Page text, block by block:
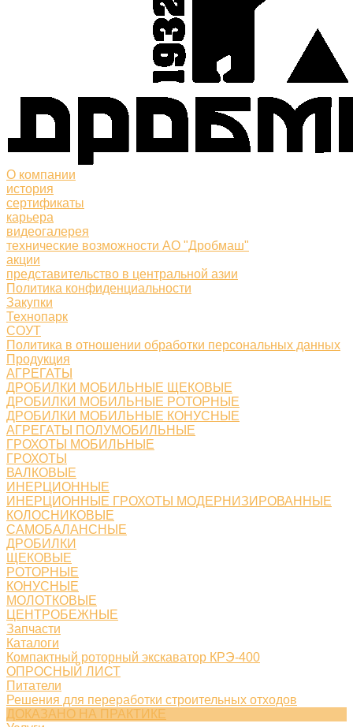
О компании
история
сертификаты
карьера
видеогалерея
технические возможности АО "Дробмаш"
акции
представительство в центральной азии
Политика конфиденциальности
Закупки
Технопарк
СОУТ
Политика в отношении обработки персональных данных
Продукция
АГРЕГАТЫ
ДРОБИЛКИ МОБИЛЬНЫЕ ЩЕКОВЫЕ
ДРОБИЛКИ МОБИЛЬНЫЕ РОТОРНЫЕ
ДРОБИЛКИ МОБИЛЬНЫЕ КОНУСНЫЕ
АГРЕГАТЫ ПОЛУМОБИЛЬНЫЕ
ГРОХОТЫ МОБИЛЬНЫЕ
ГРОХОТЫ
ВАЛКОВЫЕ
ИНЕРЦИОННЫЕ
ИНЕРЦИОННЫЕ ГРОХОТЫ МОДЕРНИЗИРОВАННЫЕ
КОЛОСНИКОВЫЕ
САМОБАЛАНСНЫЕ
ДРОБИЛКИ
ЩЕКОВЫЕ
РОТОРНЫЕ
КОНУСНЫЕ
МОЛОТКОВЫЕ
ЦЕНТРОБЕЖНЫЕ
Запчасти
Каталоги
Компактный роторный экскаватор КРЭ-400
ОПРОСНЫЙ ЛИСТ
Питатели
Решения для переработки строительных отходов
ДОКАЗАНО НА ПРАКТИКЕ